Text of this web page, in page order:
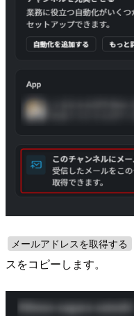
メールアドレスを取得する
スをコピーします。